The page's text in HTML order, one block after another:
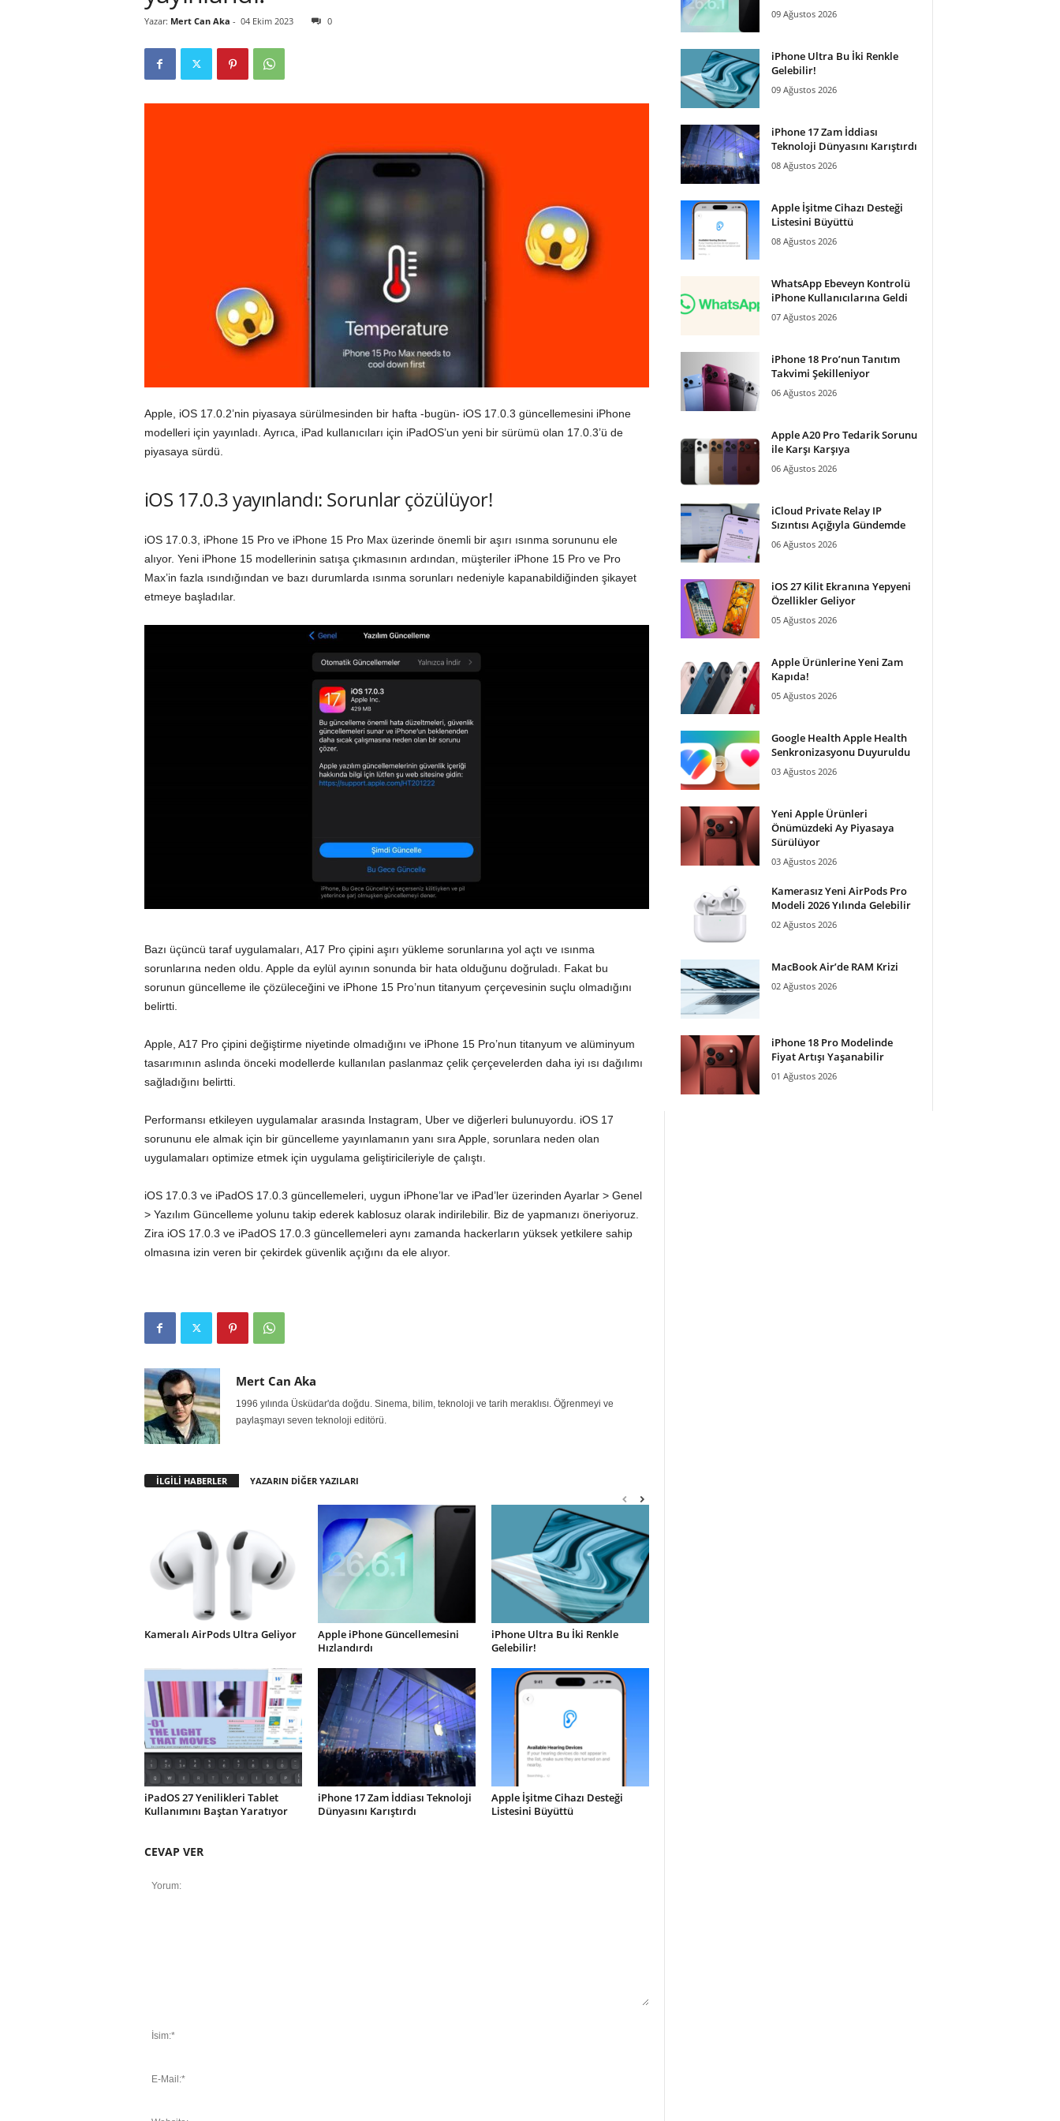
i
Yazar: Mert Can Aka - 04 Ekim 2023 0
Apple, iOS 17.0.2’nin piyasaya sürülmesinden bir hafta -bugün- iOS 17.0.3 güncellemesini iPhone
modelleri için yayınladı. Ayrıca, iPad kullanıcıları için iPadOS’un yeni bir sürümü olan 17.0.3’ü de
piyasaya sürdü.
iOS 17.0.3 yayınlandı: Sorunlar çözülüyor!
iOS 17.0.3, iPhone 15 Pro ve ‌iPhone 15 Pro‌ Max üzerinde önemli bir aşırı ısınma sorununu ele
alıyor. Yeni iPhone 15 modellerinin satışa çıkmasının ardından, müşteriler ‌iPhone 15 Pro‌ ve Pro
Max’in fazla ısındığından ve bazı durumlarda ısınma sorunları nedeniyle kapanabildiğinden şikayet
etmeye başladılar.
Bazı üçüncü taraf uygulamaları, A17 Pro çipini aşırı yükleme sorunlarına yol açtı ve ısınma
sorunlarına neden oldu. Apple da eylül ayının sonunda bir hata olduğunu doğruladı. Fakat bu
sorunun güncelleme ile çözüleceğini ve ‌iPhone 15 Pro‌’nun titanyum çerçevesinin suçlu olmadığını
belirtti.
Apple, A17 Pro çipini değiştirme niyetinde olmadığını ve ‌iPhone 15 Pro‌’nun titanyum ve alüminyum
tasarımının aslında önceki modellerde kullanılan paslanmaz çelik çerçevelerden daha iyi ısı dağılımı
sağladığını belirtti.
Performansı etkileyen uygulamalar arasında Instagram, Uber ve diğerleri bulunuyordu. iOS 17‌
sorununu ele almak için bir güncelleme yayınlamanın yanı sıra Apple, sorunlara neden olan
uygulamaları optimize etmek için uygulama geliştiricileriyle de çalıştı.
iOS 17.0.3 ve iPadOS 17.0.3 güncellemeleri, uygun iPhone’lar ve iPad’ler üzerinden Ayarlar > Genel
> Yazılım Güncelleme yolunu takip ederek kablosuz olarak indirilebilir. Biz de yapmanızı öneriyoruz.
Zira iOS 17.0.3 ve iPadOS 17.0.3 güncellemeleri aynı zamanda hackerların yüksek yetkilere sahip
olmasına izin veren bir çekirdek güvenlik açığını da ele alıyor.
Mert Can Aka
1996 yılında Üsküdar'da doğdu. Sinema, bilim, teknoloji ve tarih meraklısı. Öğrenmeyi ve
paylaşmayı seven teknoloji editörü.
İLGİLİ HABERLER YAZARIN DİĞER YAZILARI
Kameralı AirPods Ultra Geliyor
Apple iPhone Güncellemesini
Hızlandırdı
iPhone Ultra Bu İki Renkle
Gelebilir!
iPadOS 27 Yenilikleri Tablet
Kullanımını Baştan Yaratıyor
iPhone 17 Zam İddiası Teknoloji
Dünyasını Karıştırdı
Apple İşitme Cihazı Desteği
Listesini Büyüttü
CEVAP VER
09 Ağustos 2026
iPhone Ultra Bu İki Renkle
Gelebilir!
09 Ağustos 2026
iPhone 17 Zam İddiası
Teknoloji Dünyasını Karıştırdı
08 Ağustos 2026
Apple İşitme Cihazı Desteği
Listesini Büyüttü
08 Ağustos 2026
WhatsApp Ebeveyn Kontrolü
iPhone Kullanıcılarına Geldi
07 Ağustos 2026
iPhone 18 Pro’nun Tanıtım
Takvimi Şekilleniyor
06 Ağustos 2026
Apple A20 Pro Tedarik Sorunu
ile Karşı Karşıya
06 Ağustos 2026
iCloud Private Relay IP
Sızıntısı Açığıyla Gündemde
06 Ağustos 2026
iOS 27 Kilit Ekranına Yepyeni
Özellikler Geliyor
05 Ağustos 2026
Apple Ürünlerine Yeni Zam
Kapıda!
05 Ağustos 2026
Google Health Apple Health
Senkronizasyonu Duyuruldu
03 Ağustos 2026
Yeni Apple Ürünleri
Önümüzdeki Ay Piyasaya
Sürülüyor
03 Ağustos 2026
Kamerasız Yeni AirPods Pro
Modeli 2026 Yılında Gelebilir
02 Ağustos 2026
MacBook Air’de RAM Krizi
02 Ağustos 2026
iPhone 18 Pro Modelinde
Fiyat Artışı Yaşanabilir
01 Ağustos 2026